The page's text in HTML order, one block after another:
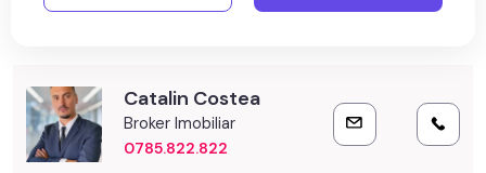
Catalin Costea
Broker Imobiliar
0785.822.822